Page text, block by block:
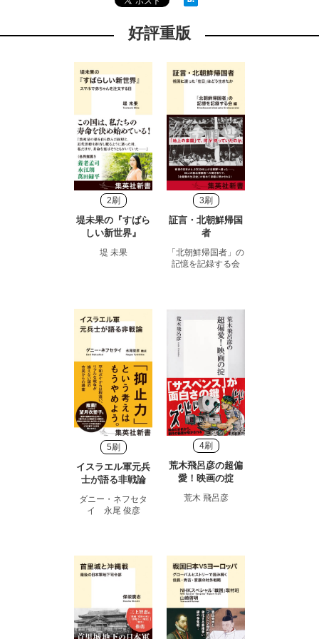
好評重版
2刷
堤未果の『すばら
しい新世界』
堤 未果
3刷
証言・北朝鮮帰国
者
「北朝鮮帰国者」の
記憶を記録する会
5刷
イスラエル軍元兵
士が語る非戦論
ダニー・ネフセタ
イ 永尾 俊彦
4刷
荒木飛呂彦の超偏
愛！映画の掟
荒木 飛呂彦